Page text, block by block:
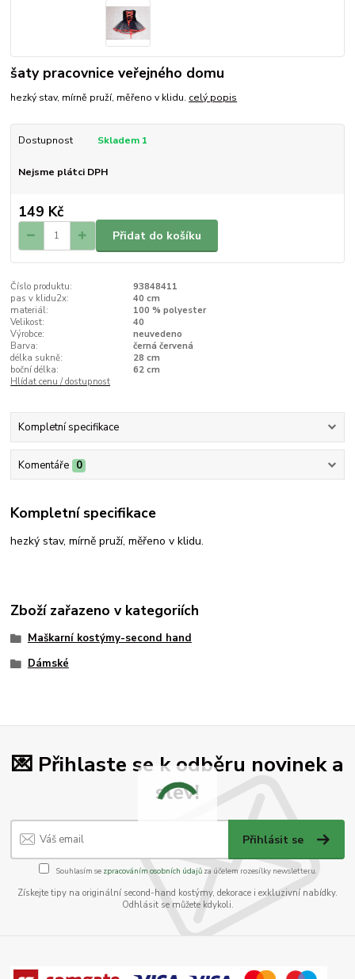
šaty pracovnice veřejného domu
hezký stav, mírně pruží, měřeno v klidu. celý popis
Dostupnost Skladem 1
Nejsme plátci DPH
149 Kč
Přidat do košíku
Číslo produktu:
93848411
pas v klidu2x:
40 cm
materiál:
100 % polyester
Velikost:
40
Výrobce:
neuvedeno
Barva:
černá červená
délka sukně:
28 cm
boční délka:
62 cm
Hlídat cenu / dostupnost
Kompletní specifikace
Komentáře 0
Kompletní specifikace
hezký stav, mírně pruží, měřeno v klidu.
Zboží zařazeno v kategoriích
Maškarní kostýmy-second hand
Dámské
💌 Přihlaste se k odběru novinek a
slev!
Přihlásit se
Souhlasím se zpracováním osobních údajůza účelem rozesílky newsletteru.
Získejte tipy na originální second-hand kostýmy, dekorace i exkluzivní nabídky.
Odhlásit se můžete kdykoli.